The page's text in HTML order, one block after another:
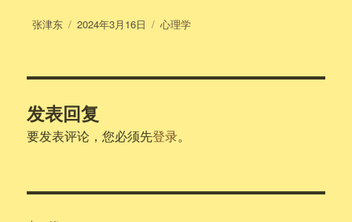
作
张津东
发
2024年3月16日
分
心理学
发表回复
要发表评论，您必须先登录。